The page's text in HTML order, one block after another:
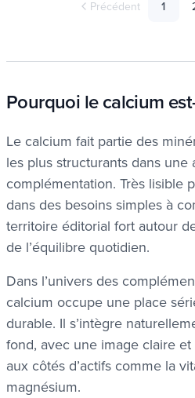
Précédent 1
Pourquoi le calcium
Le calcium fait partie des
les plus structurants dans
complémentation. Très lisible
dans des besoins simples à
territoire éditorial fort autour
de l’équilibre quotidien.
Dans l’univers des
calcium occupe une place
durable. Il s’intègre
fond, avec une image claire
aux côtés d’actifs comme la
magnésium.